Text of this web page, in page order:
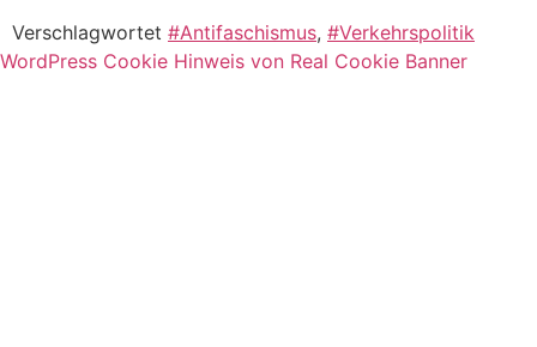
Verschlagwortet #Antifaschismus, #Verkehrspolitik
WordPress Cookie Hinweis von Real Cookie Banner